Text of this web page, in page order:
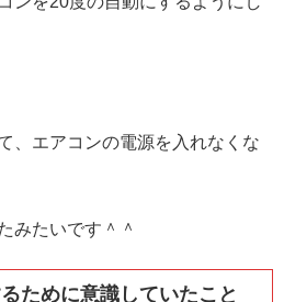
、エアコンの電源を入れなくな
みたいです＾＾
ために意識していたこと